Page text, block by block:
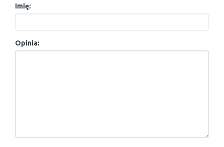
Imię:
Opinia: